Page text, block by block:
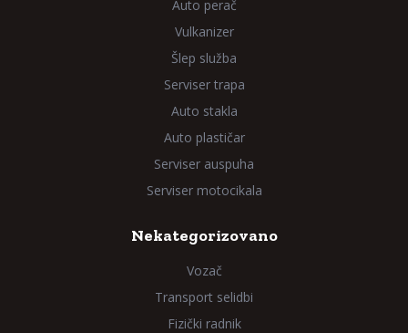
Auto perač
Vulkanizer
Šlep služba
Serviser trapa
Auto stakla
Auto plastičar
Serviser auspuha
Serviser motocikala
Nekategorizovano
Vozač
Transport selidbi
Fizički radnik